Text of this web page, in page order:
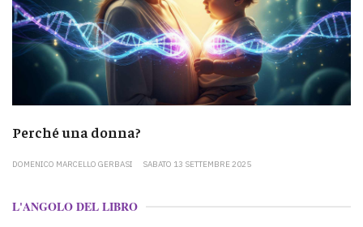
Perché una donna?
DOMENICO MARCELLO GERBASI SABATO 13 SETTEMBRE 2025
L'ANGOLO DEL LIBRO